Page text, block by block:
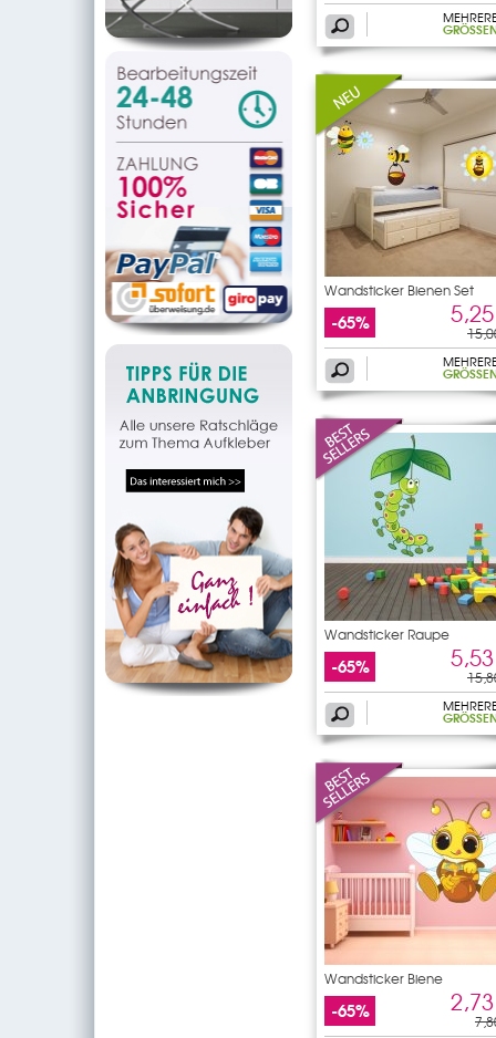
GRÖSSEN
Wandsticker Bienen Set
-65%
GRÖSSEN
Wandsticker Raupe
-65%
GRÖSSEN
Wandsticker Biene
-65%